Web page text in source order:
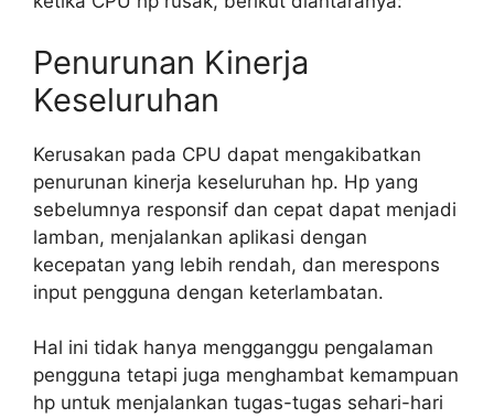
Penurunan Kinerja
Keseluruhan
Kerusakan pada CPU dapat mengakibatkan
penurunan kinerja keseluruhan hp. Hp yang
sebelumnya responsif dan cepat dapat menjadi
lamban, menjalankan aplikasi dengan
kecepatan yang lebih rendah, dan merespons
input pengguna dengan keterlambatan.
Hal ini tidak hanya mengganggu pengalaman
pengguna tetapi juga menghambat kemampuan
hp untuk menjalankan tugas-tugas sehari-hari